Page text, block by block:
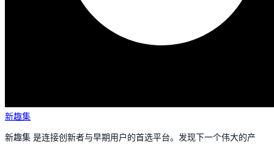
新趣集
新趣集 是连接创新者与早期用户的首选平台。发现下一个伟大的产